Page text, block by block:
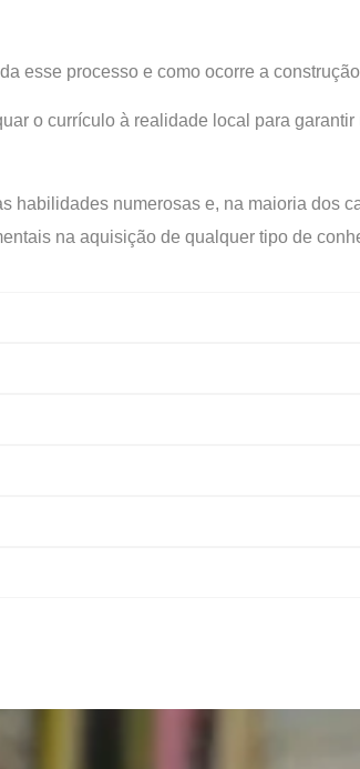
esse processo e como ocorre a
o currículo à realidade local para
habilidades numerosas e, na maioria dos
na aquisição de qualquer tipo de